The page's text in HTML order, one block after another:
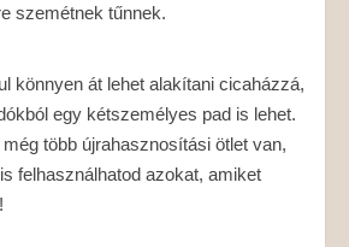
szemétnek tűnnek.
könnyen át lehet alakítani cicaházzá,
egy kétszemélyes pad is lehet.
több újrahasznosítási ötlet van,
felhasználhatod azokat, amiket